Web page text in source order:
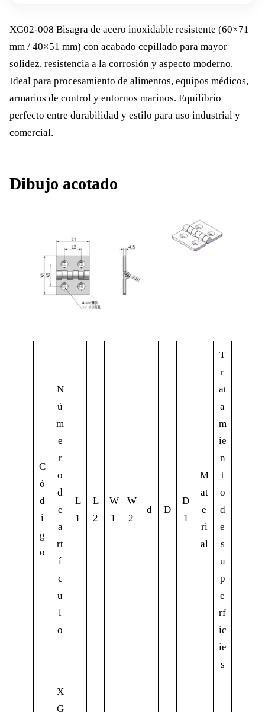
XG02-008 Bisagra de acero inoxidable resistente (60×71
mm / 40×51 mm) con acabado cepillado para mayor
solidez, resistencia a la corrosión y aspecto moderno.
Ideal para procesamiento de alimentos, equipos médicos,
armarios de control y entornos marinos. Equilibrio
perfecto entre durabilidad y estilo para uso industrial y
comercial.
Dibujo acotado
C
ó
d
i
g
o
N
ú
m
e
r
o
d
e
a
rt
í
c
u
l
o
L
1
L
2
W
1
W
2
d D
D
1
M
at
e
ri
al
T
r
at
a
m
ie
n
t
o
d
e
s
u
p
e
rf
ic
ie
s
X
G